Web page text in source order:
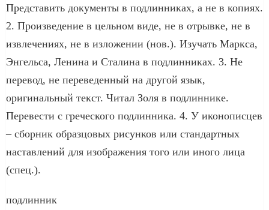
Представить документы в подлинниках, а не в копиях.
2. Произведение в цельном виде, не в отрывке, не в
извлечениях, не в изложении (нов.). Изучать Маркса,
Энгельса, Ленина и Сталина в подлинниках. 3. Не
перевод, не переведенный на другой язык,
оригинальный текст. Читал Золя в подлиннике.
Перевести с греческого подлинника. 4. У иконописцев
– сборник образцовых рисунков или стандартных
наставлений для изображения того или иного лица
(спец.).
подлинник